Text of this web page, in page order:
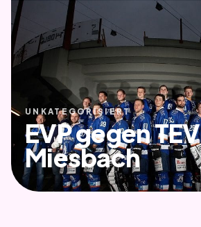
UNKATEGORISIERT
EVP gegen TEV
Miesbach